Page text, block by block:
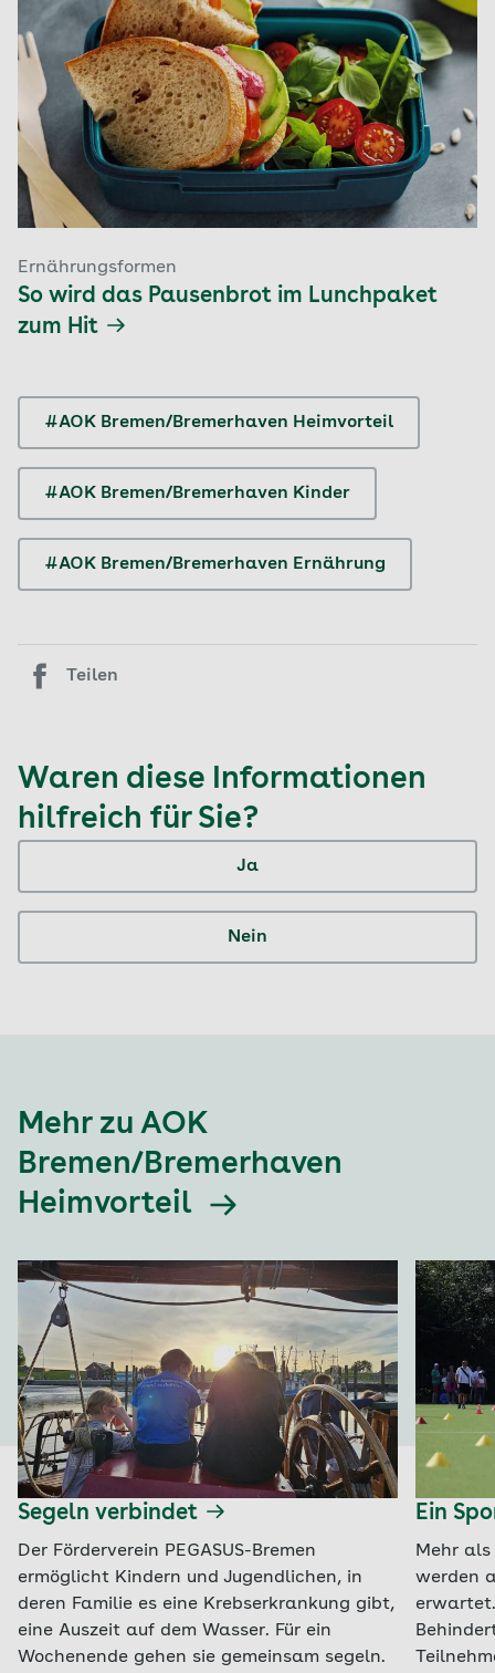
Ernährungsformen
So wird das Pausenbrot im Lunchpaket
zum Hit
#AOK Bremen/Bremerhaven Heimvorteil
#AOK Bremen/Bremerhaven Kinder
#AOK Bremen/Bremerhaven Ernährung
Teilen
Waren diese Informationen
hilfreich für Sie?
Ja
Nein
Mehr zu AOK
Bremen/Bremerhaven
Heimvorteil
Segeln verbindet
Der Förderverein PEGASUS-Bremen
ermöglicht Kindern und Jugendlichen, in
deren Familie es eine Krebserkrankung gibt,
eine Auszeit auf dem Wasser. Für ein
Wochenende gehen sie gemeinsam segeln.
Ein
Mehr
werden
erwartet.